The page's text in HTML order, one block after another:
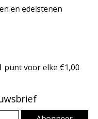
en edelstenen
punt voor elke €1,00